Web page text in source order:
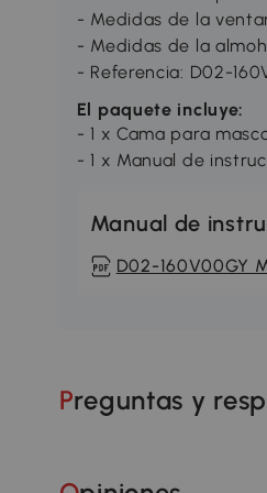
- Medidas de la
- Medidas de la
- Referencia: D02-
El paquete incluye:
- 1 x Cama para
- 1 x Manual de
Manual de
D02-160V00GY
Preguntas y